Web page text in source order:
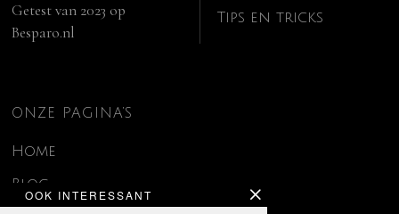
OOK INTERESSANT
Getest van 2023 op
Besparo.nl
Tips en tricks
ONZE PAGINA’S
Home
Blog